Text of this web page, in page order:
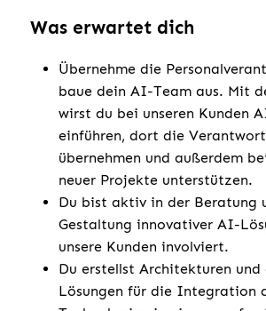
Was erwartet dich
Übernehme die
baue dein AI-Team aus. Mit
wirst du bei unseren Kunden
einführen, dort die
übernehmen und außerdem
neuer Projekte unterstützen.
Du bist aktiv in der Beratung
Gestaltung innovativer AI-
unsere Kunden involviert.
Du erstellst Architekturen und
Lösungen für die Integration